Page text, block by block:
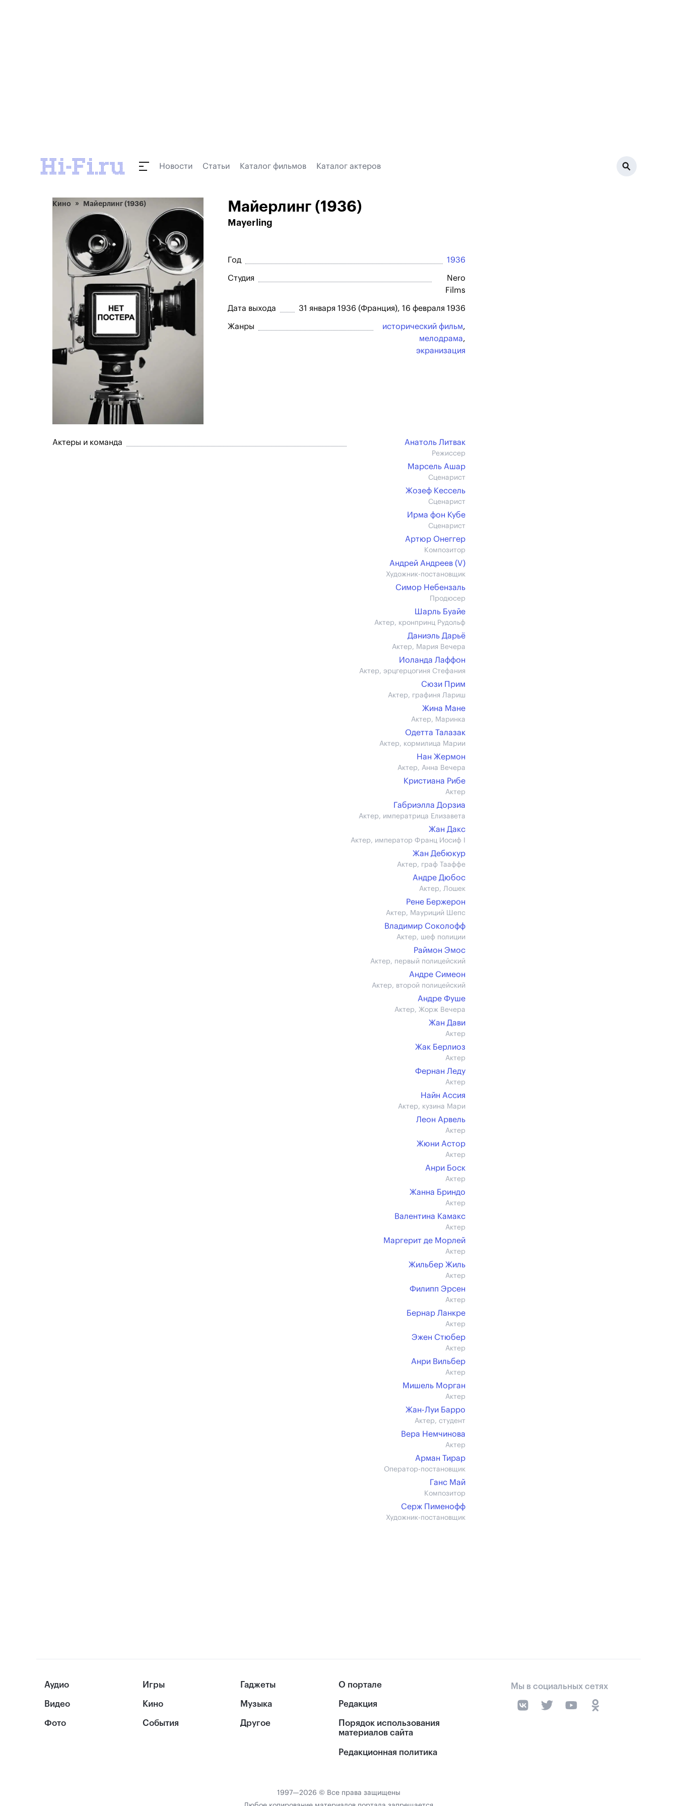
Новости Статьи Каталог фильмов Каталог актеров
Кино Майерлинг (1936) Майерлинг (1936)
Mayerling
Год 1936
Студия
Nero
Films
Дата выхода 31 января 1936 (Франция), 16 февраля 1936
Жанры исторический фильм,
мелодрама,
экранизация
Актеры и команда Анатоль Литвак
Режиссер
Марсель Ашар
Сценарист
Жозеф Кессель
Сценарист
Ирма фон Кубе
Сценарист
Артюр Онеггер
Композитор
Андрей Андреев (V)
Художник-постановщик
Симор Небензаль
Продюсер
Шарль Буайе
Актер, кронпринц Рудольф
Даниэль Дарьё
Актер, Мария Вечера
Иоланда Лаффон
Актер, эрцгерцогиня Стефания
Сюзи Прим
Актер, графиня Лариш
Жина Мане
Актер, Маринка
Одетта Талазак
Актер, кормилица Марии
Нан Жермон
Актер, Анна Вечера
Кристиана Рибе
Актер
Габриэлла Дорзиа
Актер, императрица Елизавета
Жан Дакс
Актер, император Франц Иосиф I
Жан Дебюкур
Актер, граф Тааффе
Андре Дюбос
Актер, Лошек
Рене Бержерон
Актер, Мауриций Шепс
Владимир Соколофф
Актер, шеф полиции
Раймон Эмос
Актер, первый полицейский
Андре Симеон
Актер, второй полицейский
Андре Фуше
Актер, Жорж Вечера
Жан Дави
Актер
Жак Берлиоз
Актер
Фернан Леду
Актер
Найн Ассия
Актер, кузина Мари
Леон Арвель
Актер
Жюни Астор
Актер
Анри Боск
Актер
Жанна Бриндо
Актер
Валентина Камакс
Актер
Маргерит де Морлей
Актер
Жильбер Жиль
Актер
Филипп Эрсен
Актер
Бернар Ланкре
Актер
Эжен Стюбер
Актер
Анри Вильбер
Актер
Мишель Морган
Актер
Жан-Луи Барро
Актер, студент
Вера Немчинова
Актер
Арман Тирар
Оператор-постановщик
Ганс Май
Композитор
Серж Пименофф
Художник-постановщик
Аудио
Видео
Фото
Игры
Кино
События
Гаджеты
Музыка
Другое
О портале
Редакция
Порядок использования
материалов сайта
Редакционная политика
Мы в социальных сетях
1997—2026 © Все права защищены